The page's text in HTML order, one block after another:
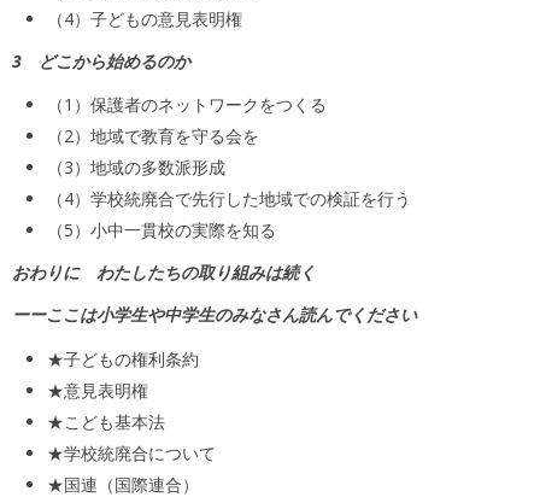
（4）子どもの意見表明権
3 どこから始めるのか
（1）保護者のネットワークをつくる
（2）地域で教育を守る会を
（3）地域の多数派形成
（4）学校統廃合で先行した地域での検証を行う
（5）小中一貫校の実際を知る
おわりに わたしたちの取り組みは続く
ーーここは小学生や中学生のみなさん読んでください
★子どもの権利条約
★意見表明権
★こども基本法
★学校統廃合について
★国連（国際連合）